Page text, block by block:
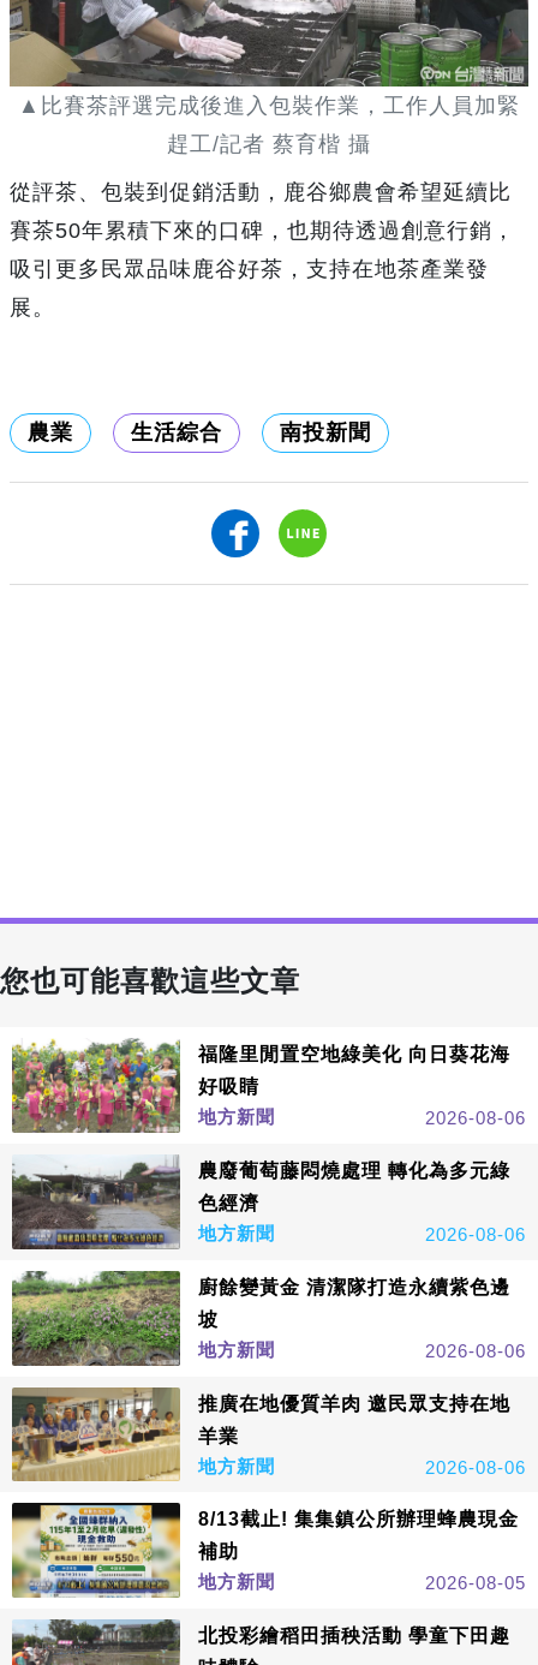
▲比賽茶評選完成後進入包裝作業，工作人員加緊
趕工/記者 蔡育楷 攝
從評茶、包裝到促銷活動，鹿谷鄉農會希望延續比
賽茶50年累積下來的口碑，也期待透過創意行銷，
吸引更多民眾品味鹿谷好茶，支持在地茶產業發
展。
農業 生活綜合 南投新聞
您也可能喜歡這些文章
福隆里閒置空地綠美化 向日葵花海
好吸睛
地方新聞
2026-08-06
農廢葡萄藤悶燒處理 轉化為多元綠
色經濟
地方新聞
2026-08-06
廚餘變黃金 清潔隊打造永續紫色邊
坡
地方新聞
2026-08-06
推廣在地優質羊肉 邀民眾支持在地
羊業
地方新聞
2026-08-06
8/13截止! 集集鎮公所辦理蜂農現金
補助
地方新聞
2026-08-05
北投彩繪稻田插秧活動 學童下田趣